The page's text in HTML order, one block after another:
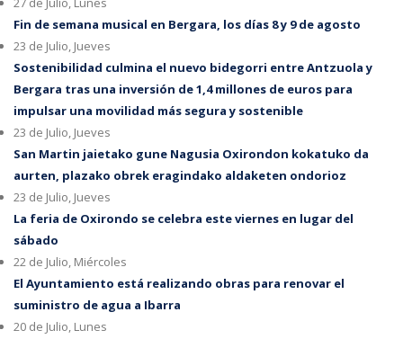
Fin de semana musical en Bergara, los días 8 y 9 de agosto
23 de Julio, Jueves
Sostenibilidad culmina el nuevo bidegorri entre Antzuola y
Bergara tras una inversión de 1,4 millones de euros para
impulsar una movilidad más segura y sostenible
23 de Julio, Jueves
San Martin jaietako gune Nagusia Oxirondon kokatuko da
aurten, plazako obrek eragindako aldaketen ondorioz
23 de Julio, Jueves
La feria de Oxirondo se celebra este viernes en lugar del
sábado
22 de Julio, Miércoles
El Ayuntamiento está realizando obras para renovar el
suministro de agua a Ibarra
20 de Julio, Lunes